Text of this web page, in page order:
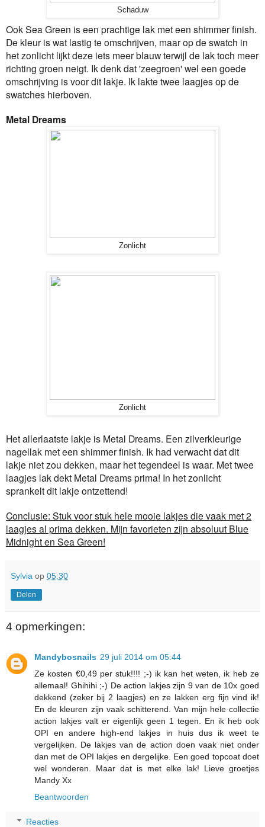
Schaduw
Ook Sea Green is een prachtige lak met een shimmer finish.
De kleur is wat lastig te omschrijven, maar op de swatch in
het zonlicht lijkt deze iets meer blauw terwijl de lak toch meer
richting groen neigt. Ik denk dat 'zeegroen' wel een goede
omschrijving is voor dit lakje. Ik lakte twee laagjes op de
swatches hierboven.
Metal Dreams
Zonlicht
Zonlicht
Het allerlaatste lakje is Metal Dreams. Een zilverkleurige
nagellak met een shimmer finish. Ik had verwacht dat dit
lakje niet zou dekken, maar het tegendeel is waar. Met twee
laagjes lak dekt Metal Dreams prima! In het zonlicht
sprankelt dit lakje ontzettend!
Conclusie: Stuk voor stuk hele mooie lakjes die vaak met 2
laagjes al prima dekken. Mijn favorieten zijn absoluut Blue
Midnight en Sea Green!
Sylvia op 05:30
Delen
4 opmerkingen:
Mandybosnails 29 juli 2014 om 05:44
Ze kosten €0,49 per stuk!!!! ;-) ik kan het weten, ik heb ze
allemaal! Ghihihi ;-) De action lakjes zijn 9 van de 10x goed
dekkend (zeker bij 2 laagjes) en ze lakken erg fijn vind ik!
En de kleuren zijn vaak schitterend. Van mijn hele collectie
action lakjes valt er eigenlijk geen 1 tegen. En ik heb ook
OPI en andere high-end lakjes in huis dus ik weet te
vergelijken. De lakjes van de action doen vaak niet onder
dan met de OPI lakjes en dergelijke. Een goed topcoat doet
wel wonderen. Maar dat is met elke lak! Lieve groetjes
Mandy Xx
Beantwoorden
Reacties